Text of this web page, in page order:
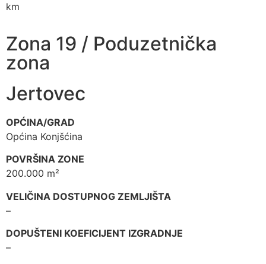
km
Zona 19 / Poduzetnička
zona
Jertovec
OPĆINA/GRAD
Općina Konjšćina
POVRŠINA ZONE
200.000 m²
VELIČINA DOSTUPNOG ZEMLJIŠTA
–
DOPUŠTENI KOEFICIJENT IZGRADNJE
–